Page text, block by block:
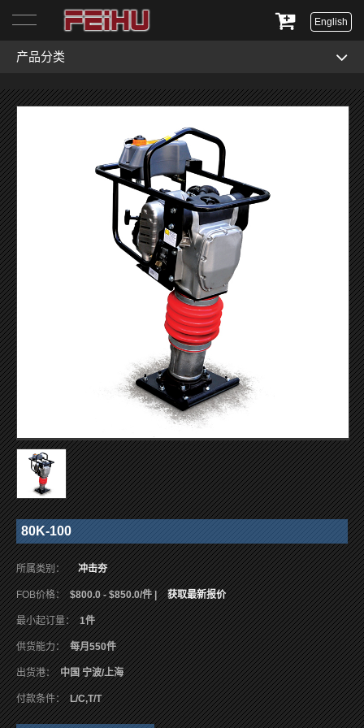
English
产品分类
80K-100
所属类别： 冲击夯
FOB价格： $800.0 - $850.0/件 | 获取最新报价
最小起订量： 1件
供货能力： 每月550件
出货港： 中国 宁波/上海
付款条件： L/C,T/T
首页
关于我们